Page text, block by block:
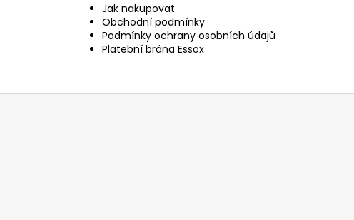
Jak nakupovat
Obchodní podmínky
Podmínky ochrany osobních údajů
Platební brána Essox
Z